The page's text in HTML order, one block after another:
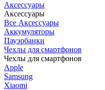
Аксессуары
Аксессуары
Все Аксессуары
Аккумуляторы
Пауэрбанки
Чехлы для смартфонов
Чехлы для смартфонов
Apple
Samsung
Xiaomi